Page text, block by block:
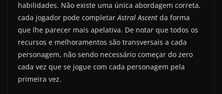
habilidades. Não existe uma única abordagem correta,
cada jogador pode completarAstral Ascent da forma
que lhe parecer mais apelativa. De notar que todos os
recursos e melhoramentos são transversais a cada
personagem, não sendo necessário começar do zero
cada vez que se jogue com cada personagem pela
primeira vez.